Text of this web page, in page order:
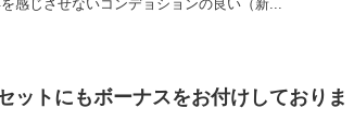
感じさせないコンデョションの良い（新...
ットにもボーナスをお付けしておりま